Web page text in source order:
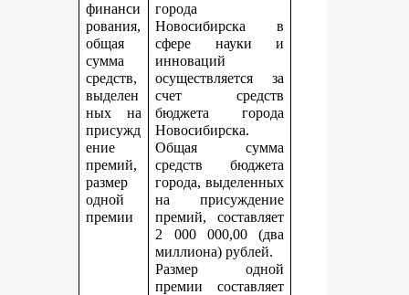
финанси
рования,
общая
сумма
средств,
выделен
ных на
присужд
ение
премий,
размер
одной
премии
города
Новосибирска в
сфере науки и
инноваций
осуществляется за
счет средств
бюджета города
Новосибирска.
Общая сумма
средств бюджета
города, выделенных
на присуждение
премий, составляет
2 000 000,00 (два
миллиона) рублей.
Размер одной
премии составляет